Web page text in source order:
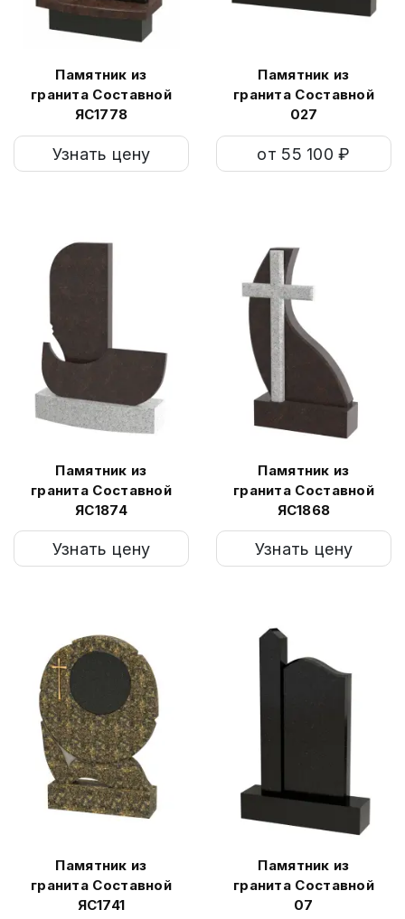
Памятник из
гранита Составной
ЯС1778
Узнать цену
Памятник из
гранита Составной
027
от 55 100 ₽
Памятник из
гранита Составной
ЯС1874
Узнать цену
Памятник из
гранита Составной
ЯС1868
Узнать цену
Памятник из
гранита Составной
ЯС1741
Памятник из
гранита Составной
07